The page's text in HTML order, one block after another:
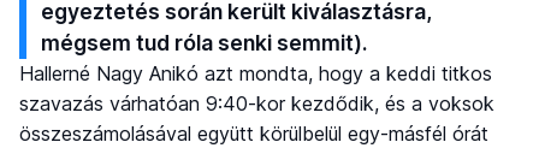
egyeztetés során került kiválasztásra,
mégsem tud róla senki semmit).
Hallerné Nagy Anikó azt mondta, hogy a keddi titkos
szavazás várhatóan 9:40-kor kezdődik, és a voksok
összeszámolásával együtt körülbelül egy-másfél órát